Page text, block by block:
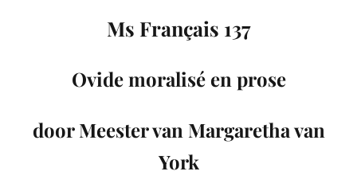
Ms Français 137
Ovide moralisé en prose
door Meester van Margaretha van
York